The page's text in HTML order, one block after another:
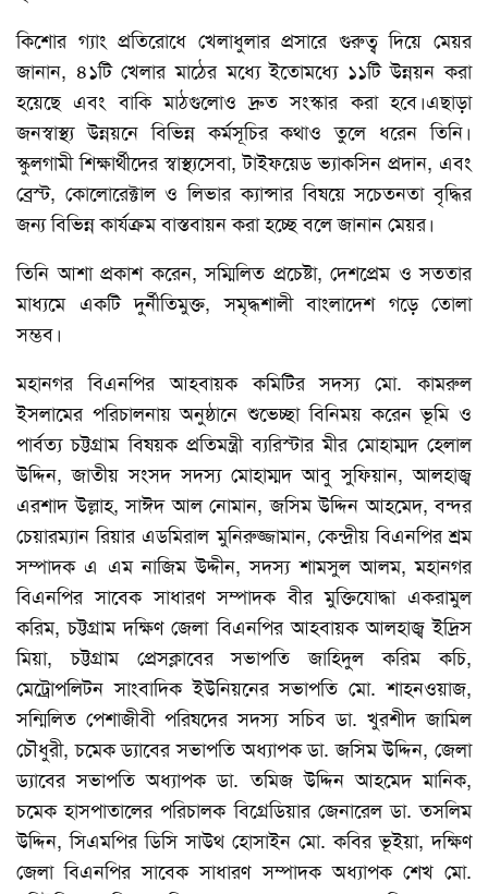
কিশোর গ্যাং প্রতিরোধে খেলাধুলার প্রসারে গুরুত্ব দিয়ে মেয়র
জানান, ৪১টি খেলার মাঠের মধ্যে ইতোমধ্যে ১১টি উন্নয়ন করা
হয়েছে এবং বাকি মাঠগুলোও দ্রুত সংস্কার করা হবে।এছাড়া
জনস্বাস্থ্য উন্নয়নে বিভিন্ন কর্মসূচির কথাও তুলে ধরেন তিনি।
স্কুলগামী শিক্ষার্থীদের স্বাস্থ্যসেবা, টাইফয়েড ভ্যাকসিন প্রদান, এবং
ব্রেস্ট, কোলোরেক্টাল ও লিভার ক্যান্সার বিষয়ে সচেতনতা বৃদ্ধির
জন্য বিভিন্ন কার্যক্রম বাস্তবায়ন করা হচ্ছে বলে জানান মেয়র।
তিনি আশা প্রকাশ করেন, সম্মিলিত প্রচেষ্টা, দেশপ্রেম ও সততার
মাধ্যমে একটি দুর্নীতিমুক্ত, সমৃদ্ধশালী বাংলাদেশ গড়ে তোলা
সম্ভব।
মহানগর বিএনপির আহবায়ক কমিটির সদস্য মো. কামরুল
ইসলামের পরিচালনায় অনুষ্ঠানে শুভেচ্ছা বিনিময় করেন ভূমি ও
পার্বত্য চট্টগ্রাম বিষয়ক প্রতিমন্ত্রী ব্যরিস্টার মীর মোহাম্মদ হেলাল
উদ্দিন, জাতীয় সংসদ সদস্য মোহাম্মদ আবু সুফিয়ান, আলহাজ্ব
এরশাদ উল্লাহ, সাঈদ আল নোমান, জসিম উদ্দিন আহমেদ, বন্দর
চেয়ারম্যান রিয়ার এডমিরাল মুনিরুজ্জামান, কেন্দ্রীয় বিএনপির শ্রম
সম্পাদক এ এম নাজিম উদ্দীন, সদস্য শামসুল আলম, মহানগর
বিএনপির সাবেক সাধারণ সম্পাদক বীর মুক্তিযোদ্ধা একরামুল
করিম, চট্টগ্রাম দক্ষিণ জেলা বিএনপির আহবায়ক আলহাজ্ব ইদ্রিস
মিয়া, চট্টগ্রাম প্রেসক্লাবের সভাপতি জাহিদুল করিম কচি,
মেট্রোপলিটন সাংবাদিক ইউনিয়নের সভাপতি মো. শাহনওয়াজ,
সন্মিলিত পেশাজীবী পরিষদের সদস্য সচিব ডা. খুরশীদ জামিল
চৌধুরী, চমেক ড্যাবের সভাপতি অধ্যাপক ডা. জসিম উদ্দিন, জেলা
ড্যাবের সভাপতি অধ্যাপক ডা. তমিজ উদ্দিন আহমেদ মানিক,
চমেক হাসপাতালের পরিচালক বিগ্রেডিয়ার জেনারেল ডা. তসলিম
উদ্দিন, সিএমপির ডিসি সাউথ হোসাইন মো. কবির ভূইয়া, দক্ষিণ
জেলা বিএনপির সাবেক সাধারণ সম্পাদক অধ্যাপক শেখ মো.